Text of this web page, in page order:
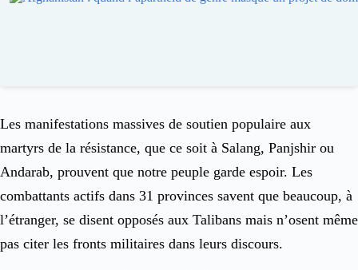
Les manifestations massives de soutien populaire aux
martyrs de la résistance, que ce soit à Salang, Panjshir ou
Andarab, prouvent que notre peuple garde espoir. Les
combattants actifs dans 31 provinces savent que beaucoup, à
l’étranger, se disent opposés aux Talibans mais n’osent même
pas citer les fronts militaires dans leurs discours.